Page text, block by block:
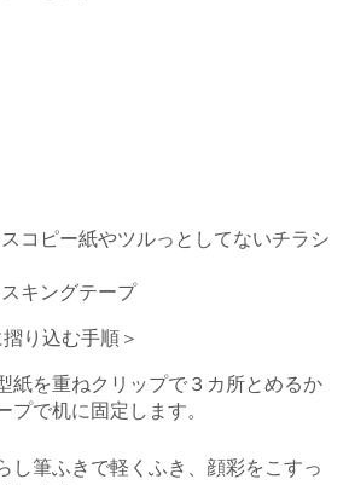
コピー紙やツルっとしてないチラシ
キングテープ
り込む手順＞
紙を重ねクリップで３カ所とめるか
プで机に固定します。
し筆ふきで軽くふき、顔彩をこすっ